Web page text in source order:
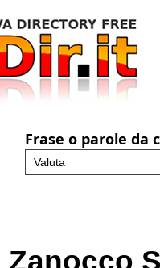
Frase o parole da
Zanocco